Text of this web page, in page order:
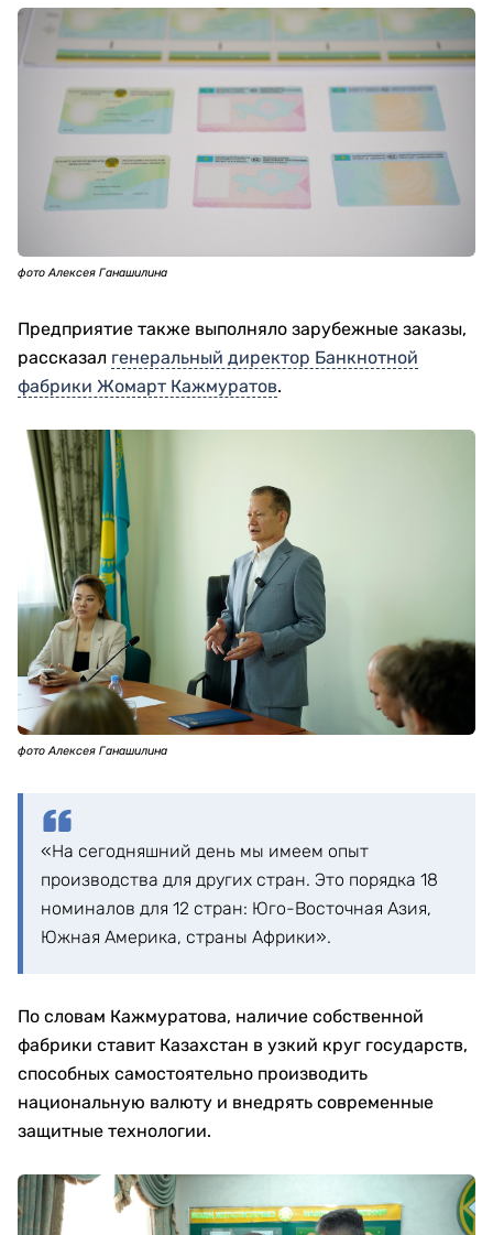
фото Алексея Ганашилина
Предприятие также выполняло зарубежные заказы,
рассказал генеральный директор Банкнотной
фабрики Жомарт Кажмуратов.
фото Алексея Ганашилина
«На сегодняшний день мы имеем опыт
производства для других стран. Это порядка 18
номиналов для 12 стран: Юго-Восточная Азия,
Южная Америка, страны Африки».
По словам Кажмуратова, наличие собственной
фабрики ставит Казахстан в узкий круг государств,
способных самостоятельно производить
национальную валюту и внедрять современные
защитные технологии.